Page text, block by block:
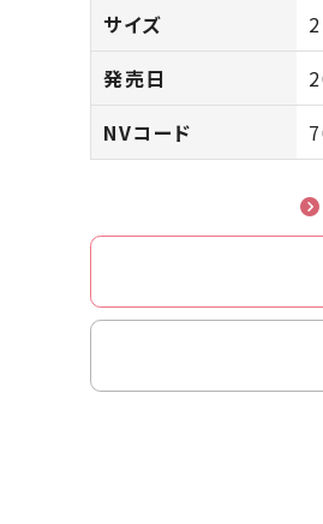
サイズ
発売日
NVコード